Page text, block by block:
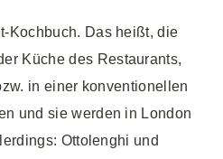
Kochbuch. Das heißt, die
Küche des Restaurants,
in einer konventionellen
und sie werden in London
Ottolenghi und